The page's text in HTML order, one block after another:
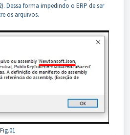
Dessa forma impedindo o ERP de ser
os arquivos.